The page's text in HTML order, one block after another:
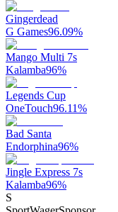
Gingerdead
G Games96.09%
Mango Multi 7s
Kalamba96%
Legends Cup
OneTouch96.11%
Bad Santa
Endorphina96%
Jingle Express 7s
Kalamba96%
S